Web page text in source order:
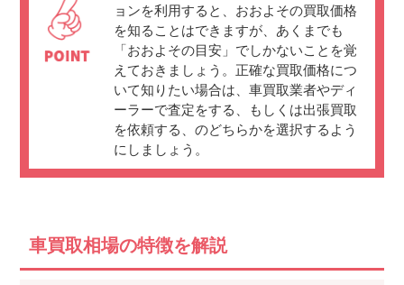
ョンを利用すると、おおよその買取価格
を知ることはできますが、あくまでも
「おおよその目安」でしかないことを覚
えておきましょう。正確な買取価格につ
いて知りたい場合は、車買取業者やディ
ーラーで査定をする、もしくは出張買取
を依頼する、のどちらかを選択するよう
にしましょう。
車買取相場の特徴を解説